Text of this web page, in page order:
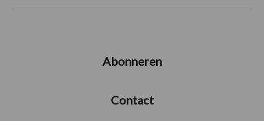
Abonneren
Contact